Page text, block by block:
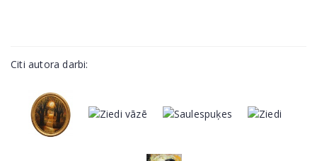
Citi autora darbi: